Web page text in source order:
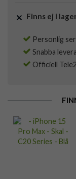
Finns ej i
Personlig
Snabba
Officiell